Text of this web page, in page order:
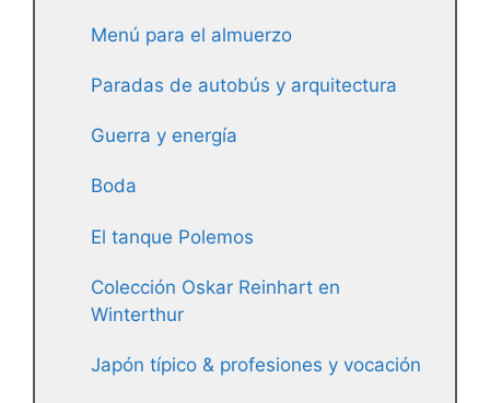
Menú para el almuerzo
Paradas de autobús y arquitectura
Guerra y energía
Boda
El tanque Polemos
Colección Oskar Reinhart en
Winterthur
Japón típico & profesiones y vocación